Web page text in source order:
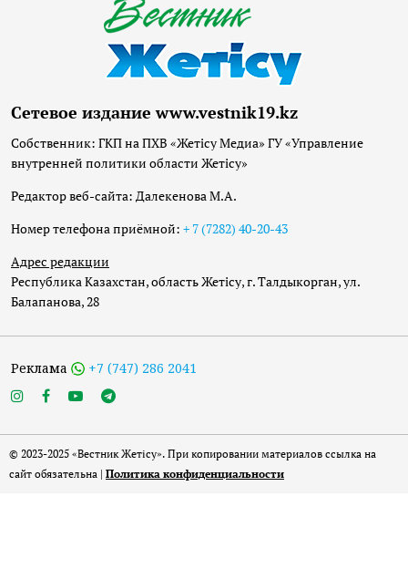
Сетевое издание www.vestnik19.kz
Собственник: ГКП на ПХВ «Жетісу Медиа» ГУ «Управление
внутренней политики области Жетісу»
Редактор веб-сайта: Далекенова М.А.
Номер телефона приёмной: + 7 (7282) 40-20-43
Адрес редакции
Республика Казахстан, область Жетісу, г. Талдыкорган, ул.
Балапанова, 28
Реклама +7 (747) 286 2041
© 2023-2025 «Вестник Жетісу». При копировании материалов ссылка на
сайт обязательна | Политика конфиденциальности